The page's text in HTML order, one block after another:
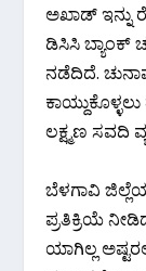
ಅಖಾಡ್ ಇನ್ನು
ಡಿಸಿಸಿ ಬ್ಯಾಂಕ್
ನಡೆದಿದೆ.
ಲಕ್ಷ್ಮಣ ಸವದಿ
ಬೆಳಗಾವಿ
ಪ್ರತಿಕ್ರಿಯೆ
ಯಾಗಿಲ್ಲ